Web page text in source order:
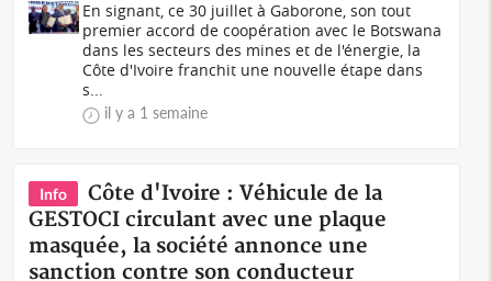
En signant, ce 30 juillet à Gaborone, son tout
premier accord de coopération avec le Botswana
dans les secteurs des mines et de l'énergie, la
Côte d'Ivoire franchit une nouvelle étape dans
s...
il y a 1 semaine
Info
Côte d'Ivoire : Véhicule de la
GESTOCI circulant avec une plaque
masquée, la société annonce une
sanction contre son conducteur